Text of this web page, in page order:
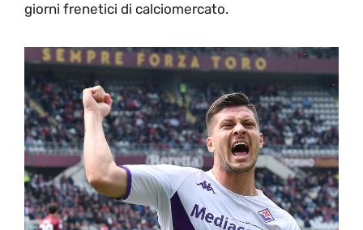
giorni frenetici di calciomercato.